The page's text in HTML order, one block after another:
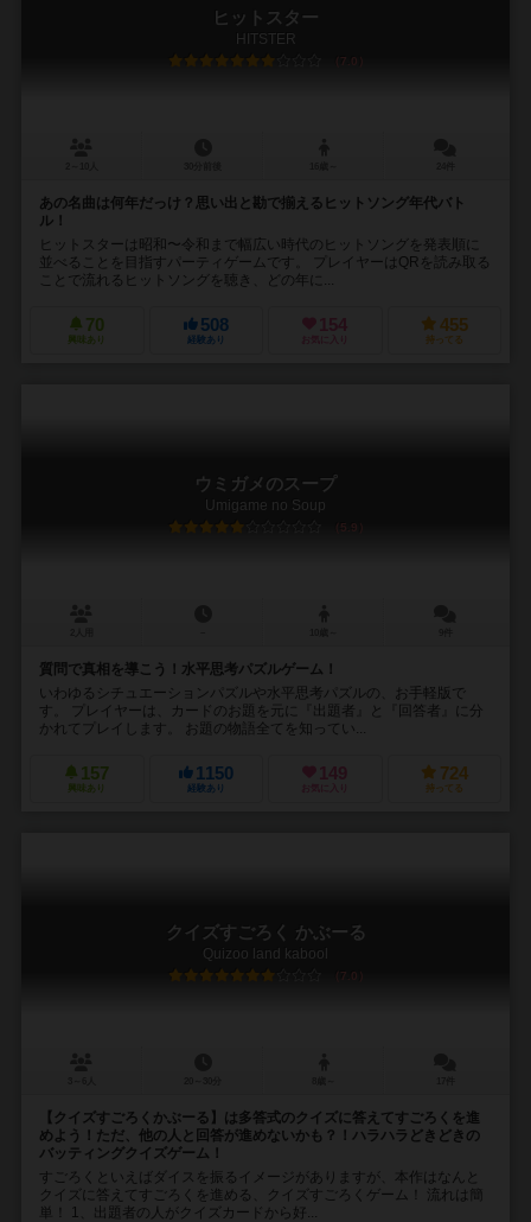
ヒットスター
HITSTER
7.0
あの名曲は何年だっけ？思い出と勘で揃えるヒットソング年代バト
ル！
ヒットスターは昭和〜令和まで幅広い時代のヒットソングを発表順に
並べることを目指すパーティゲームです。 プレイヤーはQRを読み取る
ことで流れるヒットソングを聴き、どの年に...
70
興味あり
508
経験あり
154
お気に入り
455
持ってる
ウミガメのスープ
Umigame no Soup
5.9
質問で真相を導こう！水平思考パズルゲーム！
いわゆるシチュエーションパズルや水平思考パズルの、お手軽版で
す。 プレイヤーは、カードのお題を元に『出題者』と『回答者』に分
かれてプレイします。 お題の物語全てを知ってい...
157
興味あり
1150
経験あり
149
お気に入り
724
持ってる
クイズすごろく かぶーる
Quizoo land kabool
7.0
【クイズすごろくかぶーる】は多答式のクイズに答えてすごろくを進
めよう！ただ、他の人と回答が進めないかも？！ハラハラどきどきの
バッティングクイズゲーム！
すごろくといえばダイスを振るイメージがありますが、本作はなんと
クイズに答えてすごろくを進める、クイズすごろくゲーム！ 流れは簡
単！ 1、出題者の人がクイズカードから好...